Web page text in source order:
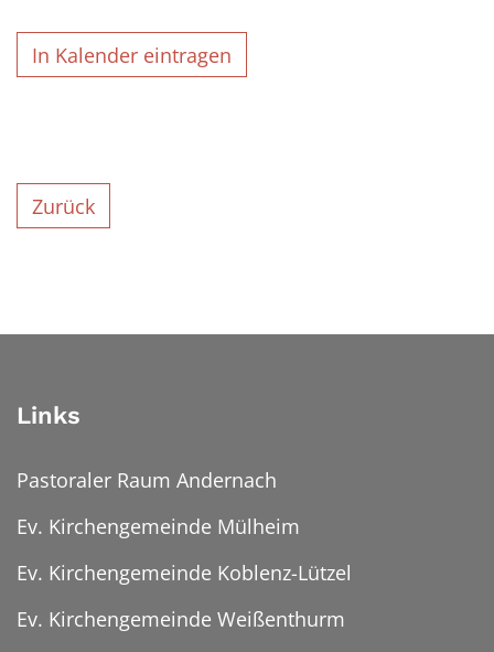
In Kalender eintragen
Zurück
Links
Pastoraler Raum Andernach
Ev. Kirchengemeinde Mülheim
Ev. Kirchengemeinde Koblenz-Lützel
Ev. Kirchengemeinde Weißenthurm